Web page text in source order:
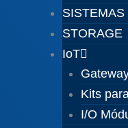
STORAGE
IoT
Kits
I/O